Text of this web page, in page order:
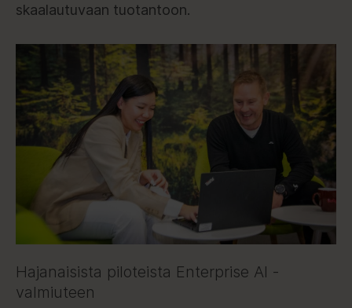
skaalautuvaan tuotantoon.
Hajanaisista piloteista Enterprise AI -
valmiuteen